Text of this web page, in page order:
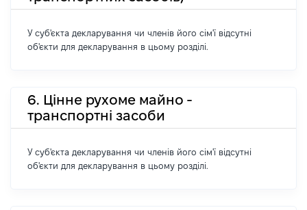
У суб'єкта декларування чи членів його сім'ї відсутні
об'єкти для декларування в цьому розділі.
6. Цінне рухоме майно -
транспортні засоби
У суб'єкта декларування чи членів його сім'ї відсутні
об'єкти для декларування в цьому розділі.